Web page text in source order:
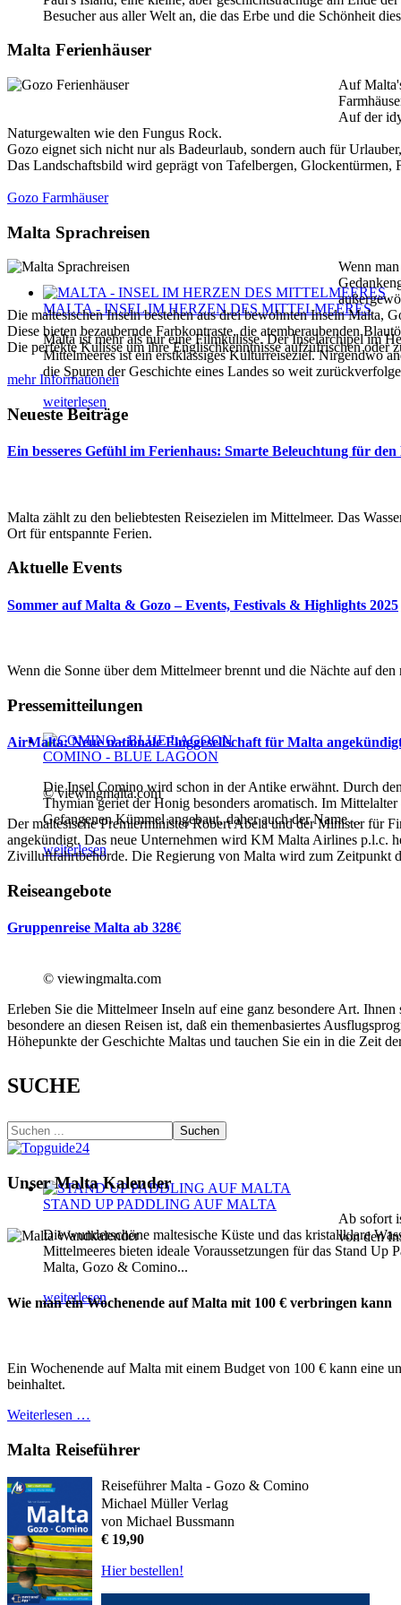
MALTA - INSEL IM HERZEN DES MITTELMEERES
Malta ist mehr als nur eine Filmkulisse. Der Inselarchipel im
Mittelmeeres ist ein erstklassiges Kulturreiseziel. Nirgendwo
die Spuren der Geschichte eines Landes so weit
weiterlesen
COMINO - BLUE LAGOON
Die Insel Comino wird schon in der Antike erwähnt. Durch
Thymian geriet der Honig besonders aromatisch. Im
Gefangenen Kümmel angebaut, daher auch der Name…
weiterlesen
STAND UP PADDLING AUF MALTA
Die wunderschöne maltesische Küste und das kristallklare
Mittelmeeres bieten ideale Voraussetzungen für das Stand Up
Malta, Gozo & Comino...
weiterlesen
Besucher aus aller Welt an, die das Erbe und die Schönheit
Malta Ferienhäuser
Auf
Auf der
Naturgewalten wie den Fungus Rock.
Gozo eignet sich nicht nur als Badeurlaub, sondern auch für
Das Landschaftsbild wird geprägt von Tafelbergen,
Gozo Farmhäuser
Malta Sprachreisen
Wenn
Die maltesischen Inseln bestehen aus drei bewohnten Inseln Malta,
Diese bieten bezaubernde Farbkontraste, die atemberaubenden
Die perfekte Kulisse um ihre Englischkenntnisse aufzufrischen oder
mehr Informationen
Neueste Beiträge
Ein besseres Gefühl im Ferienhaus: Smarte Beleuchtung für
Malta zählt zu den beliebtesten Reisezielen im Mittelmeer. Das
Ort für entspannte Ferien.
Aktuelle Events
Sommer auf Malta & Gozo – Events, Festivals & Highlights 2025
Wenn die Sonne über dem Mittelmeer brennt und die Nächte auf
Pressemitteilungen
AirMalta: Neue nationale Fluggesellschaft für Malta
© viewingmalta.com
Der maltesische Premierminister Robert Abela und der Minister für
angekündigt. Das neue Unternehmen wird KM Malta Airlines p.l.c.
Zivilluftfahrtbehörde. Die Regierung von Malta wird zum Zeitpunkt
Reiseangebote
Gruppenreise Malta ab 328€
© viewingmalta.com
Erleben Sie die Mittelmeer Inseln auf eine ganz besondere Art.
besondere an diesen Reisen ist, daß ein themenbasiertes
Höhepunkte der Geschichte Maltas und tauchen Sie ein in die Zeit
SUCHE
Suchen
Unser Malta Kalender
Ab sofort
von den
Wie man ein Wochenende auf Malta mit 100 € verbringen kann
Ein Wochenende auf Malta mit einem Budget von 100 € kann eine
beinhaltet.
Weiterlesen …
Malta Reiseführer
Reiseführer Malta - Gozo & Comino
Michael Müller Verlag
von Michael Bussmann
€ 19,90
Hier bestellen!